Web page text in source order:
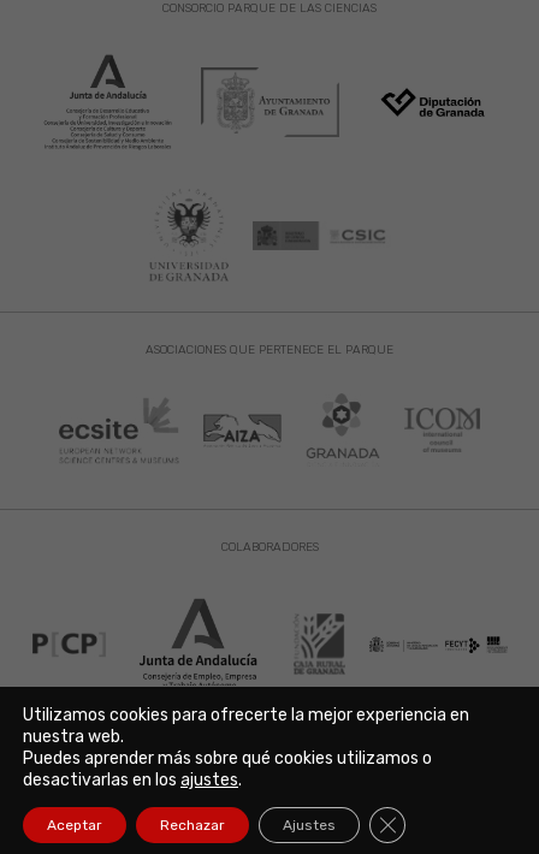
ASOCIACIONES QUE PERTENECE EL PARQUE
CONSORCIO PARQUE DE LAS CIENCIAS
COLABORADORES
Aviso Legal | Política de Privacidad | Política de Cookies
Copyright © 2021. Parque de las Ciencias. Avda. de la Ciencia s/n
18006 Granada. España. Telf.: 958 131 900. Todos los derechos
reservados./
Utilizamos cookies para ofrecerte la mejor experiencia en
nuestra web.
Puedes aprender más sobre qué cookies utilizamos o
desactivarlas en los ajustes.
Aceptar Rechazar Ajustes Cerrar el banner de